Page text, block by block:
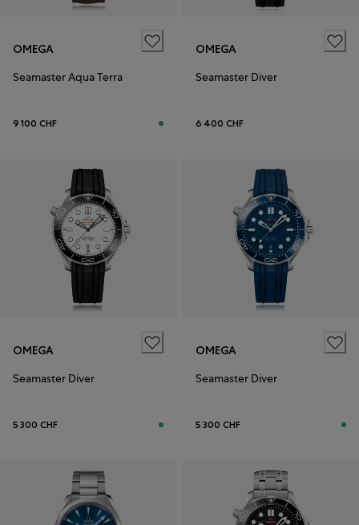
OMEGA
Seamaster Aqua Terra
9 100 CHF
OMEGA
Seamaster Diver
6 400 CHF
OMEGA
Seamaster Diver
5 300 CHF
OMEGA
Seamaster Diver
5 300 CHF